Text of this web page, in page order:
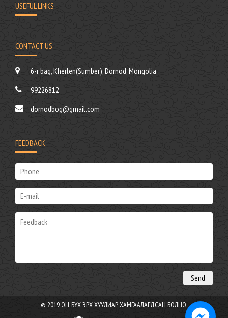
USEFUL LINKS
CONTACT US
6-r bag, Kherlen(Sumber), Dornod, Mongolia
99226812
dornodbog@gmail.com
FEEDBACK
© 2019 ОН. БҮХ ЭРХ ХУУЛИАР ХАМГААЛАГДСАН БОЛНО.